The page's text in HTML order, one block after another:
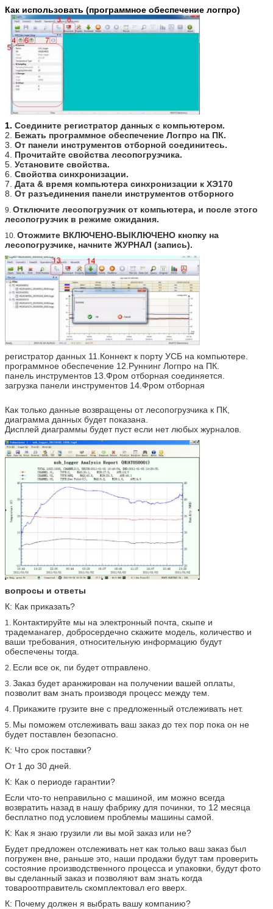
Как использовать (программное обеспечение логпро)
1. Соедините регистратор данных с компьютером.
2. Бежать программное обеспечение Логпро на ПК.
3. От панели инструментов отборной соединитесь.
4. Прочитайте свойства лесопогрузчика.
5. Установите свойства.
6. Свойства синхронизации.
7. Дата & время компьютера синхронизации к ХЭ170
8. От разъединения панели инструментов отборного
9. Отключите лесопогрузчик от компьютера, и после этого
лесопогрузчик в режиме ожидания.
10. Отожмите ВКЛЮЧЕНО-ВЫКЛЮЧЕНО кнопку на
лесопогрузчике, начните ЖУРНАЛ (запись).
регистратор данных 11.Коннект к порту УСБ на компьютере.
программное обеспечение 12.Руннинг Логпро на ПК.
панель инструментов 13.Фром отборная соединяется.
загрузка панели инструментов 14.Фром отборная
Как только данные возвращены от лесопогрузчика к ПК,
диаграмма данных будет показана.
Дисплей диаграммы будет пуст если нет любых журналов.
вопросы и ответы
К: Как приказать?
1. Контактируйте мы на электронный почта, скыпе и
традеманагер, добросердечно скажите модель, количество и
ваши требования, относительную информацию будут
обеспечены тогда.
2. Если все ок, пи будет отправлено.
3. Заказ будет аранжирован на получении вашей оплаты,
позволит вам знать производя процесс между тем.
4. Прикажите грузите вне с предложенный отслеживать нет.
5. Мы поможем отслеживать ваш заказ до тех пор пока он не
будет поставлен безопасно.
К: Что срок поставки?
От 1 до 30 дней.
К: Как о периоде гарантии?
Если что-то неправильно с машиной, им можно всегда
возвратить назад в нашу фабрику для починки, то 12 месяца
бесплатно под условием проблемы машины самой.
К: Как я знаю грузили ли вы мой заказ или не?
Будет предложен отслеживать нет как только ваш заказ был
погружен вне, раньше это, наши продажи будут там проверить
состояние производственного процесса и упаковки, будут фото
вы сделанный заказ и позволяют вам знать когда
товароотправитель скомплектовал его вверх.
К: Почему должен я выбрать вашу компанию?